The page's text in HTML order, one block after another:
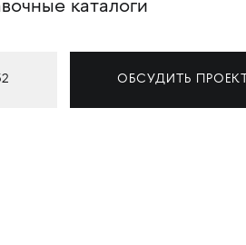
каталоги
ОБСУДИТЬ ПРОЕКТ